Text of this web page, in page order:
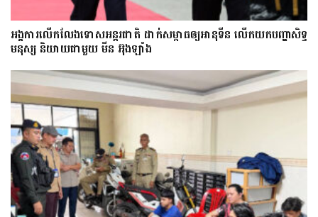
អង្គការលើកលែងទោសអន្តរជាតិ ដាក់សម្ពាធឲ្យអានុទីន លើកយកបញ្ហាសិទ្ធ
មនុស្ស និយាយជាមួយ មីន អ៊ុងឡាំង